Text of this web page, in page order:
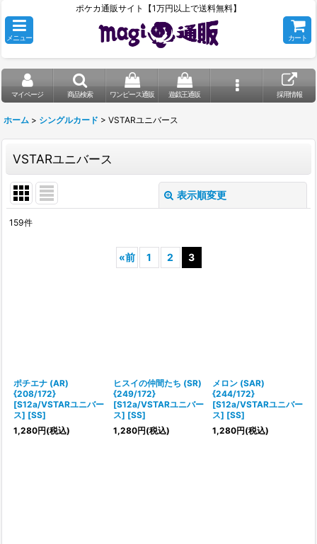
ポケカ通販サイト【1万円以上で送料無料】
メニュー カート
マイページ 商品検索 ワンピース通販 遊戯王通販 採用情報
ホーム > シングルカード > VSTARユニバース
VSTARユニバース
表示順変更
159件
«前 1 2 3
ポチエナ (AR)
{208/172}
[S12a/VSTARユニバー
ス] [SS]
1,280円(税込)
ヒスイの仲間たち (SR)
{249/172}
[S12a/VSTARユニバー
ス] [SS]
1,280円(税込)
メロン (SAR)
{244/172}
[S12a/VSTARユニバー
ス] [SS]
1,280円(税込)